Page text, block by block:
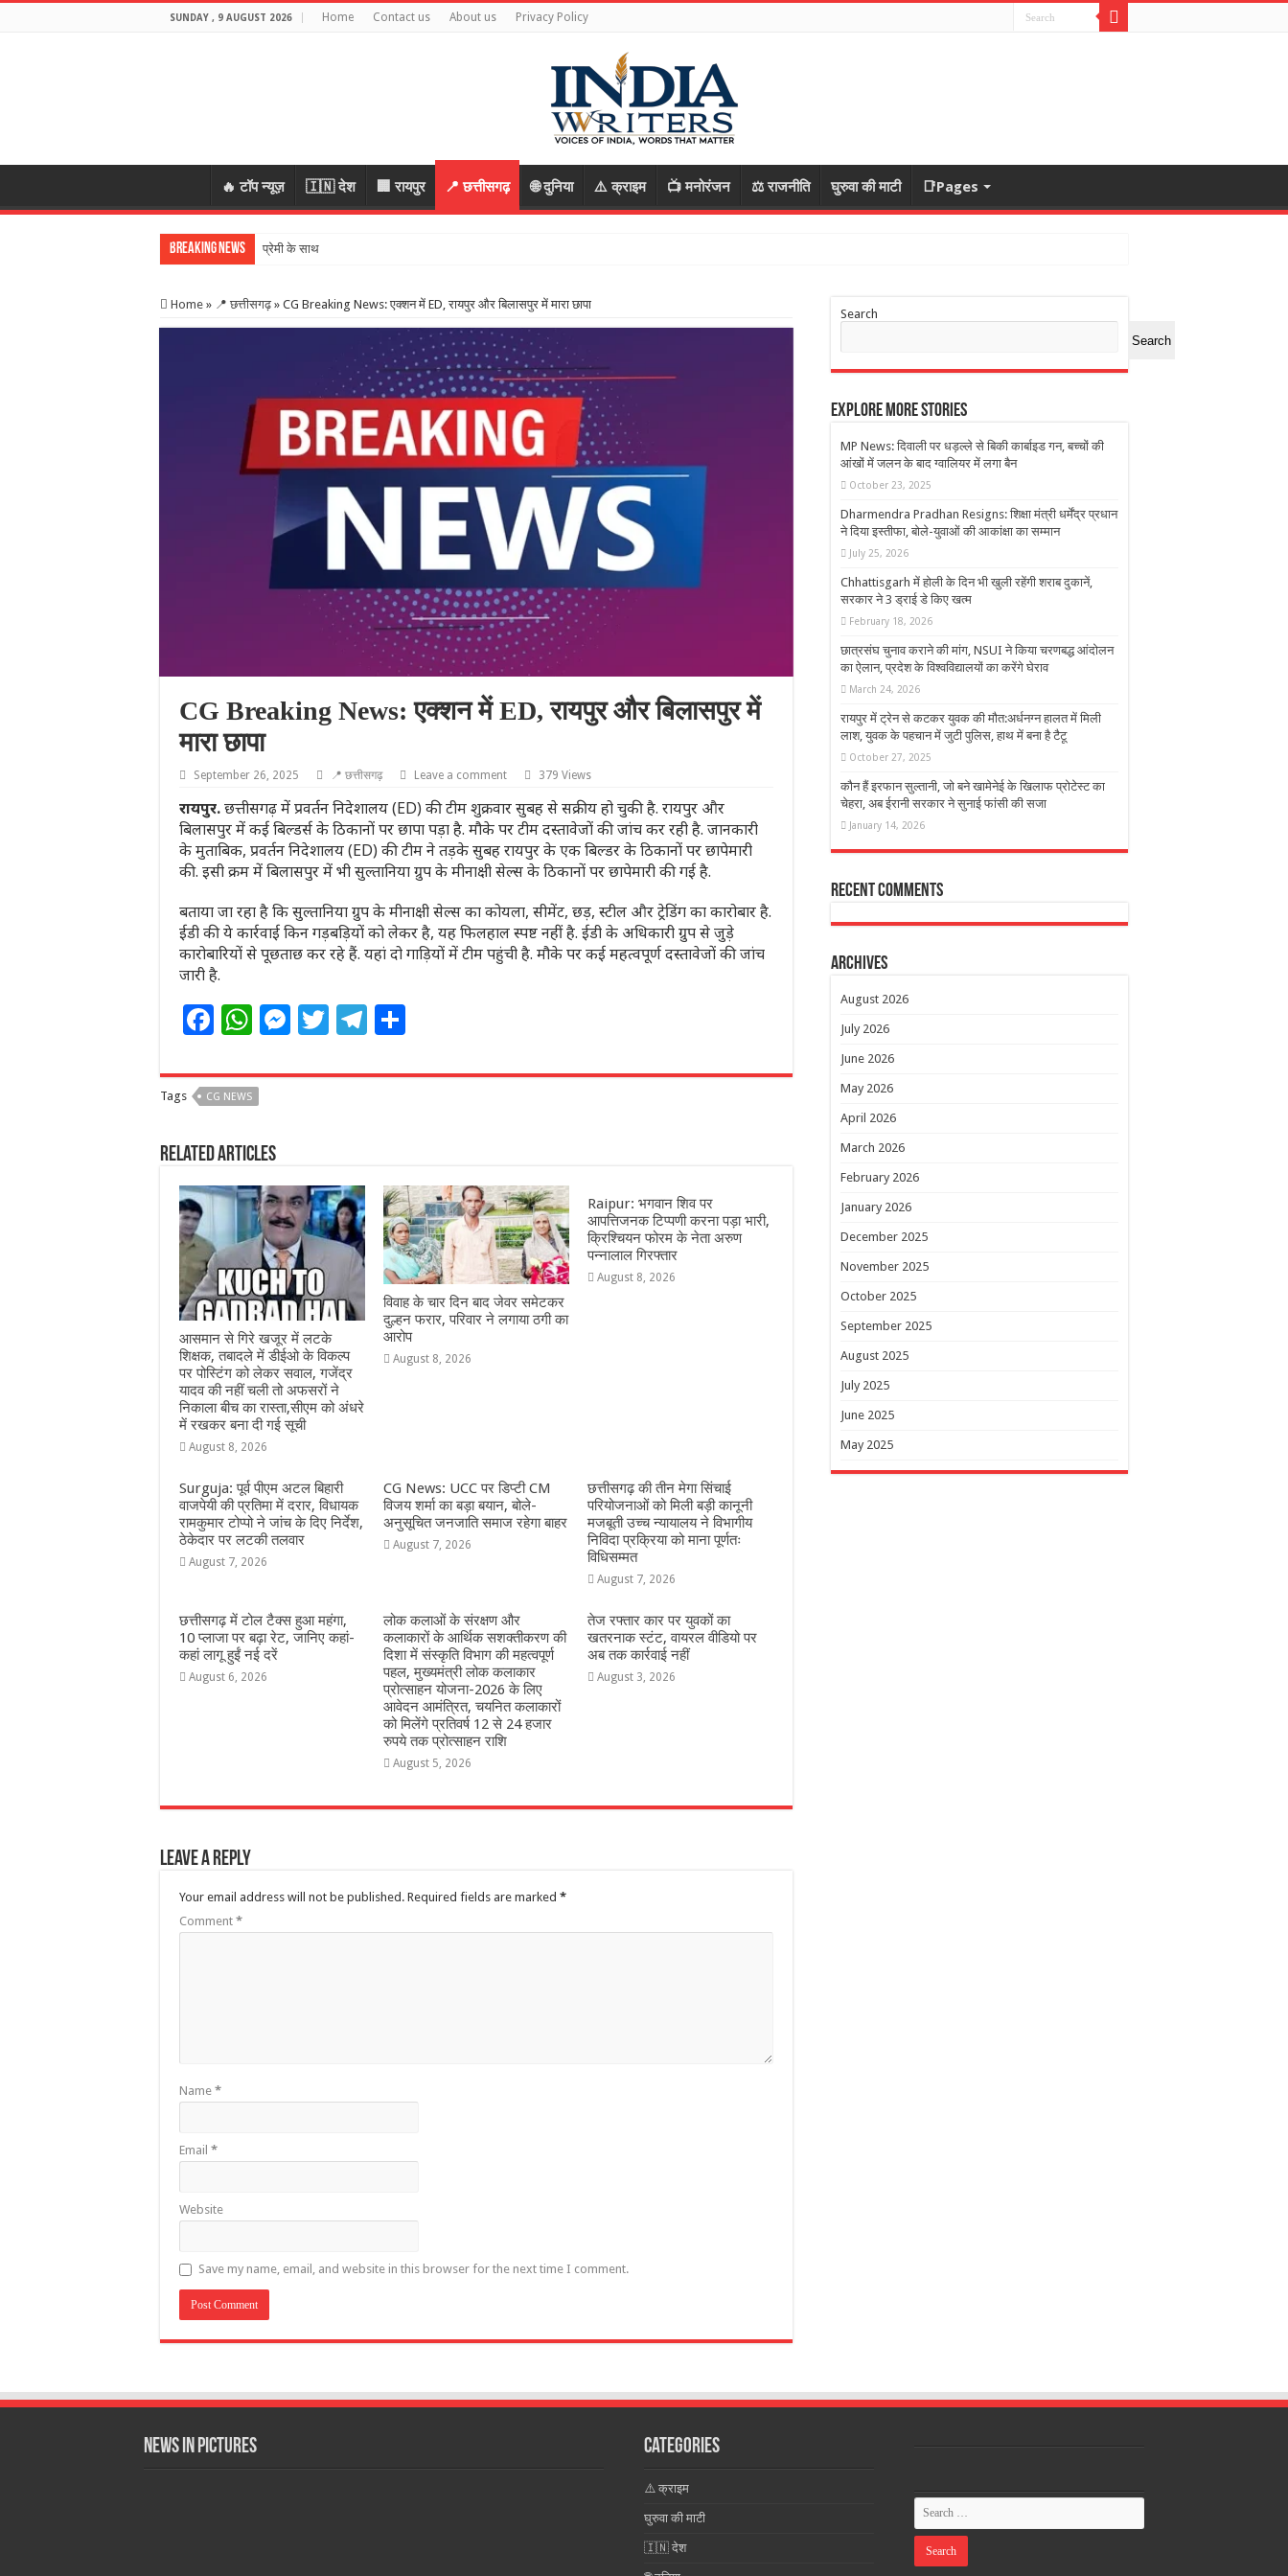
SUNDAY , 9 AUGUST 2026 Home Contact us About us Privacy Policy
🔥 टॉप न्यूज़ 🇮🇳 देश 🏢 रायपुर 📍 छत्तीसगढ़ 🌐 दुनिया ⚠️ क्राइम 📺 मनोरंजन ⚖️ राजनीति घुरुवा की माटी 📑Pages
Breaking News प्रेमी के साथ मिलकर रची पति की हत्या की साजिश, पु
Home » 📍 छत्तीसगढ़ » CG Breaking News: एक्शन में ED, रायपुर और बिलासपुर में मारा छापा
CG Breaking News: एक्शन में ED, रायपुर और बिलासपुर में
मारा छापा
September 26, 2025 📍 छत्तीसगढ़ Leave a comment 379 Views
रायपुर.छत्तीसगढ़ में प्रवर्तन निदेशालय (ED) की टीम शुक्रवार सुबह से सक्रीय हो चुकी है. रायपुर और
बिलासपुर में कई बिल्डर्स के ठिकानों पर छापा पड़ा है. मौके पर टीम दस्तावेजों की जांच कर रही है. जानकारी
के मुताबिक, प्रवर्तन निदेशालय (ED) की टीम ने तड़के सुबह रायपुर के एक बिल्डर के ठिकानों पर छापेमारी
की. इसी क्रम में बिलासपुर में भी सुल्तानिया ग्रुप के मीनाक्षी सेल्स के ठिकानों पर छापेमारी की गई है.
बताया जा रहा है कि सुल्तानिया ग्रुप के मीनाक्षी सेल्स का कोयला, सीमेंट, छड़, स्टील और ट्रेडिंग का कारोबार है.
ईडी की ये कार्रवाई किन गड़बड़ियों को लेकर है, यह फिलहाल स्पष्ट नहीं है. ईडी के अधिकारी ग्रुप से जुड़े
कारोबारियों से पूछताछ कर रहे हैं. यहां दो गाड़ियों में टीम पहुंची है. मौके पर कई महत्वपूर्ण दस्तावेजों की जांच
जारी है.
F
c
e
b
o
o
k
W
at
s
A
p
p
M
ss
e
r
T
itt
T
e ar
Tags CG NEWS
Related Articles
आसमान से गिरे खजूर में लटके
शिक्षक, तबादले में डीईओ के विकल्प
पर पोस्टिंग को लेकर सवाल, गजेंद्र
यादव की नहीं चली तो अफसरों ने
निकाला बीच का रास्ता,सीएम को अंधरे
में रखकर बना दी गई सूची
August 8, 2026
विवाह के चार दिन बाद जेवर समेटकर
दुल्हन फरार, परिवार ने लगाया ठगी का
आरोप
August 8, 2026
Raipur: भगवान शिव पर
आपत्तिजनक टिप्पणी करना पड़ा भारी,
क्रिश्चियन फोरम के नेता अरुण
पन्नालाल गिरफ्तार
August 8, 2026
Surguja: पूर्व पीएम अटल बिहारी
वाजपेयी की प्रतिमा में दरार, विधायक
रामकुमार टोप्पो ने जांच के दिए निर्देश,
ठेकेदार पर लटकी तलवार
August 7, 2026
CG News: UCC पर डिप्टी CM
विजय शर्मा का बड़ा बयान, बोले-
अनुसूचित जनजाति समाज रहेगा बाहर
August 7, 2026
छत्तीसगढ़ की तीन मेगा सिंचाई
परियोजनाओं को मिली बड़ी कानूनी
मजबूती उच्च न्यायालय ने विभागीय
निविदा प्रक्रिया को माना पूर्णतः
विधिसम्मत
August 7, 2026
छत्तीसगढ़ में टोल टैक्स हुआ महंगा,
10 प्लाजा पर बढ़ा रेट, जानिए कहां-
कहां लागू हुईं नई दरें
August 6, 2026
लोक कलाओं के संरक्षण और
कलाकारों के आर्थिक सशक्तीकरण की
दिशा में संस्कृति विभाग की महत्वपूर्ण
पहल, मुख्यमंत्री लोक कलाकार
प्रोत्साहन योजना-2026 के लिए
आवेदन आमंत्रित, चयनित कलाकारों
को मिलेंगे प्रतिवर्ष 12 से 24 हजार
रुपये तक प्रोत्साहन राशि
August 5, 2026
तेज रफ्तार कार पर युवकों का
खतरनाक स्टंट, वायरल वीडियो पर
अब तक कार्रवाई नहीं
August 3, 2026
Leave a Reply
Your email address will not be published. Required fields are marked *
Comment *
Name *
Email *
Website
Save my name, email, and website in this browser for the next time I comment.
Search
Search
Explore More Stories
MP News: दिवाली पर धड़ल्ले से बिकी कार्बाइड गन, बच्‍चों की
आंखों में जलन के बाद ग्‍वालियर में लगा बैन
October 23, 2025
Dharmendra Pradhan Resigns: शिक्षा मंत्री धर्मेंद्र प्रधान
ने दिया इस्तीफा, बोले-युवाओं की आकांक्षा का सम्मान
July 25, 2026
Chhattisgarh में होली के दिन भी खुली रहेंगी शराब दुकानें,
सरकार ने 3 ड्राई डे किए खत्म
February 18, 2026
छात्रसंघ चुनाव कराने की मांग, NSUI ने किया चरणबद्ध आंदोलन
का ऐलान, प्रदेश के विश्वविद्यालयों का करेंगे घेराव
March 24, 2026
रायपुर में ट्रेन से कटकर युवक की मौत:अर्धनग्न हालत में मिली
लाश, युवक के पहचान में जुटी पुलिस, हाथ में बना है टैटू
October 27, 2025
कौन हैं इरफान सुल्तानी, जो बने खामेनेई के खिलाफ प्रोटेस्ट का
चेहरा, अब ईरानी सरकार ने सुनाई फांसी की सजा
January 14, 2026
Recent Comments
Archives
August 2026
July 2026
June 2026
May 2026
April 2026
March 2026
February 2026
January 2026
December 2025
November 2025
October 2025
September 2025
August 2025
July 2025
June 2025
May 2025
News in Pictures Categories
⚠️ क्राइम
घुरुवा की माटी
🇮🇳 देश